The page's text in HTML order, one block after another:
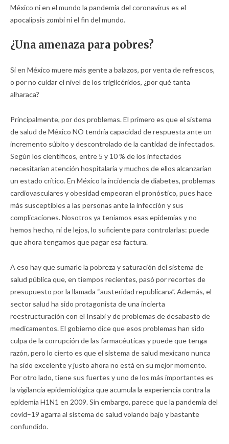
México ni en el mundo la pandemia del coronavirus es el
apocalipsis zombi ni el fin del mundo.
¿Una amenaza para pobres?
Si en México muere más gente a balazos, por venta de refrescos,
o por no cuidar el nivel de los triglicéridos, ¿por qué tanta
alharaca?
Principalmente, por dos problemas. El primero es que el sistema
de salud de México NO tendría capacidad de respuesta ante un
incremento súbito y descontrolado de la cantidad de infectados.
Según los científicos, entre 5 y 10 % de los infectados
necesitarían atención hospitalaria y muchos de ellos alcanzarían
un estado crítico. En México la incidencia de diabetes, problemas
cardiovasculares y obesidad empeoran el pronóstico, pues hace
más susceptibles a las personas ante la infección y sus
complicaciones. Nosotros ya teníamos esas epidemias y no
hemos hecho, ni de lejos, lo suficiente para controlarlas: puede
que ahora tengamos que pagar esa factura.
A eso hay que sumarle la pobreza y saturación del sistema de
salud pública que, en tiempos recientes, pasó por recortes de
presupuesto por la llamada “austeridad republicana”. Además, el
sector salud ha sido protagonista de una incierta
reestructuración con el Insabi y de problemas de desabasto de
medicamentos. El gobierno dice que esos problemas han sido
culpa de la corrupción de las farmacéuticas y puede que tenga
razón, pero lo cierto es que el sistema de salud mexicano nunca
ha sido excelente y justo ahora no está en su mejor momento.
Por otro lado, tiene sus fuertes y uno de los más importantes es
la vigilancia epidemiológica que acumula la experiencia contra la
epidemia H1N1 en 2009. Sin embargo, parece que la pandemia del
covid–19 agarra al sistema de salud volando bajo y bastante
confundido.